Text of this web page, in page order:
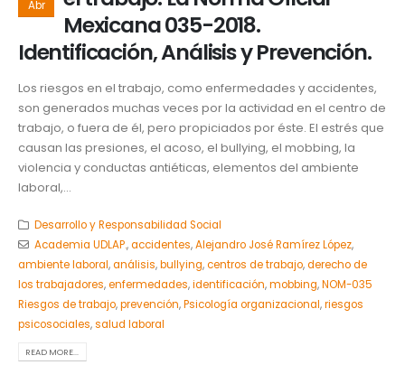
Abr
Mexicana 035-2018.
Identificación, Análisis y Prevención.
Los riesgos en el trabajo, como enfermedades y accidentes,
son generados muchas veces por la actividad en el centro de
trabajo, o fuera de él, pero propiciados por éste. El estrés que
causan las presiones, el acoso, el bullying, el mobbing, la
violencia y conductas antiéticas, elementos del ambiente
laboral,...
Desarrollo y Responsabilidad Social
Academia UDLAP.,accidentes,Alejandro José Ramírez López,
ambiente laboral,análisis,bullying,centros de trabajo,derecho de
los trabajadores,enfermedades,identificación,mobbing,NOM-035
Riesgos de trabajo,prevención,Psicología organizacional,riesgos
psicosociales,salud laboral
READ MORE...